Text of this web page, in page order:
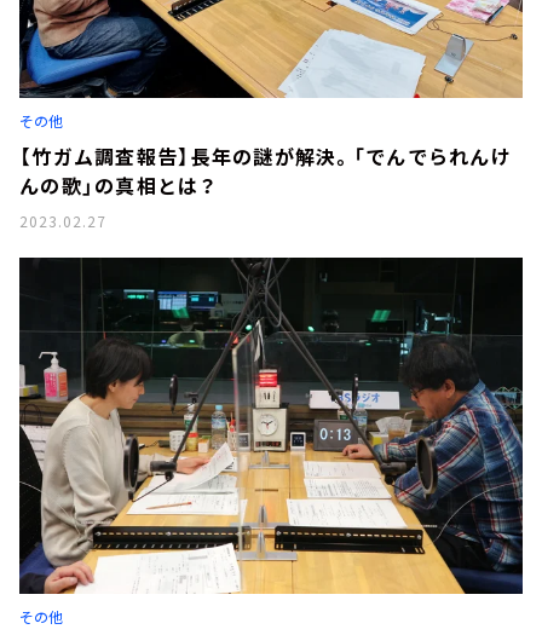
その他
【竹ガム調査報告】長年の謎が解決。「でんでられんけ
んの歌」の真相とは？
2023.02.27
その他